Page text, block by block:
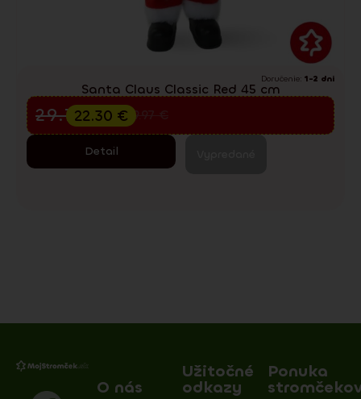
Doručenie: 1-2 dni
Santa Claus Classic Red 45 cm
Predvianočný výpredaj
39.97
29.73€
22.30 €
Detail
O nás
Užitočné
odkazy
Ponuka